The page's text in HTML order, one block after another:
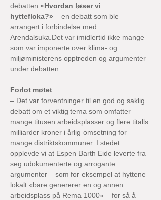
debatten «Hvordan løser vi
hyttefloka?» – en debatt som ble
arrangert i forbindelse med
Arendalsuka.Det var imidlertid ikke mange
som var imponerte over klima- og
miljøministerens opptreden og argumenter
under debatten.
Forlot møtet
– Det var forventninger til en god og saklig
debatt om et viktig tema som omfatter
mange titusen arbeidsplasser og flere titalls
milliarder kroner i årlig omsetning for
mange distriktskommuner. I stedet
opplevde vi at Espen Barth Eide leverte fra
seg udokumenterte og arrogante
argumenter – som for eksempel at hyttene
lokalt «bare genererer en og annen
arbeidsplass på Rema 1000» – for så å